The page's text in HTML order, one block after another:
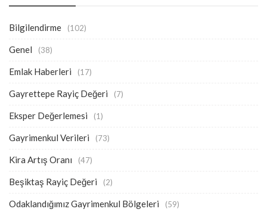
Bilgilendirme (102)
Genel (38)
Emlak Haberleri (17)
Gayrettepe Rayiç Değeri (7)
Eksper Değerlemesi (1)
Gayrimenkul Verileri (73)
Kira Artış Oranı (47)
Beşiktaş Rayiç Değeri (2)
Odaklandığımız Gayrimenkul Bölgeleri (59)